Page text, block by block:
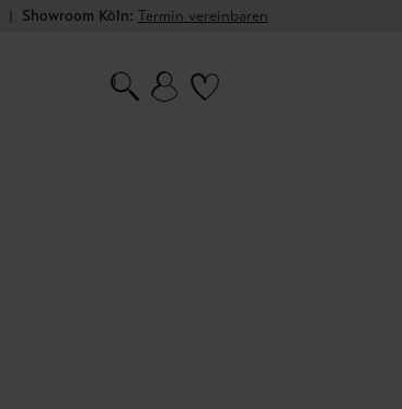
| Showroom Köln: Termin vereinbaren